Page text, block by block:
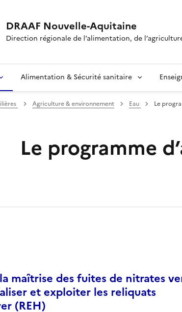
DRAAF Nouvelle-Aquitaine
Direction régionale de l’alimentation, de
Alimentation & Sécurité sanitaire
Agriculture & environnement Eau Le
Le programme
maîtrise des fuites de nitrates
et exploiter les reliquats
(REH)